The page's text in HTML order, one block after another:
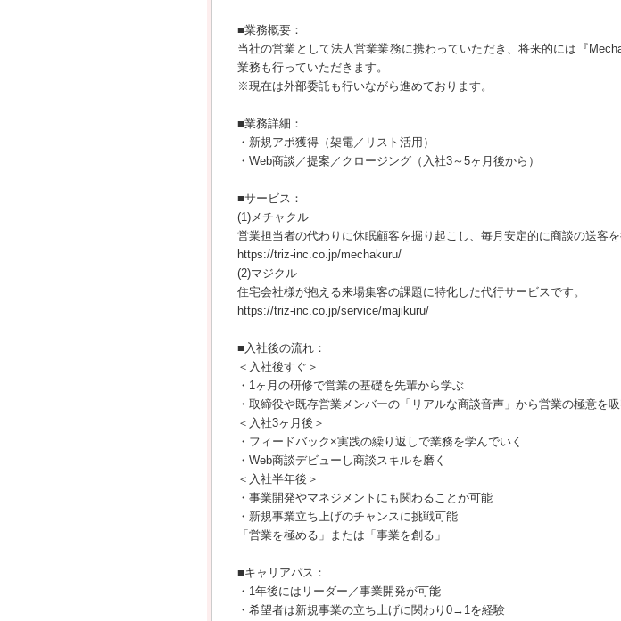
■業務概要：
当社の営業として法人営業業務に携わっていただき、将来的には『
業務も行っていただきます。
※現在は外部委託も行いながら進めております。
■業務詳細：
・新規アポ獲得（架電／リスト活用）
・Web商談／提案／クロージング（入社3～5ヶ月後から）
■サービス：
(1)メチャクル
営業担当者の代わりに休眠顧客を掘り起こし、毎月安定的に商談の送客を
https://triz-inc.co.jp/mechakuru/
(2)マジクル
住宅会社様が抱える来場集客の課題に特化した代行サービスです。
https://triz-inc.co.jp/service/majikuru/
■入社後の流れ：
＜入社後すぐ＞
・1ヶ月の研修で営業の基礎を先輩から学ぶ
・取締役や既存営業メンバーの「リアルな商談音声」から営業の極意を
＜入社3ヶ月後＞
・フィードバック×実践の繰り返しで業務を学んでいく
・Web商談デビューし商談スキルを磨く
＜入社半年後＞
・事業開発やマネジメントにも関わることが可能
・新規事業立ち上げのチャンスに挑戦可能
「営業を極める」または「事業を創る」
■キャリアパス：
・1年後にはリーダー／事業開発が可能
・希望者は新規事業の立ち上げに関わり0→1を経験